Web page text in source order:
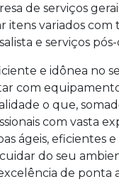
de serviços
itens variados com
e serviços pós-
e idônea no
com
o que,
com vasta
ágeis, eficientes
do seu
de ponta